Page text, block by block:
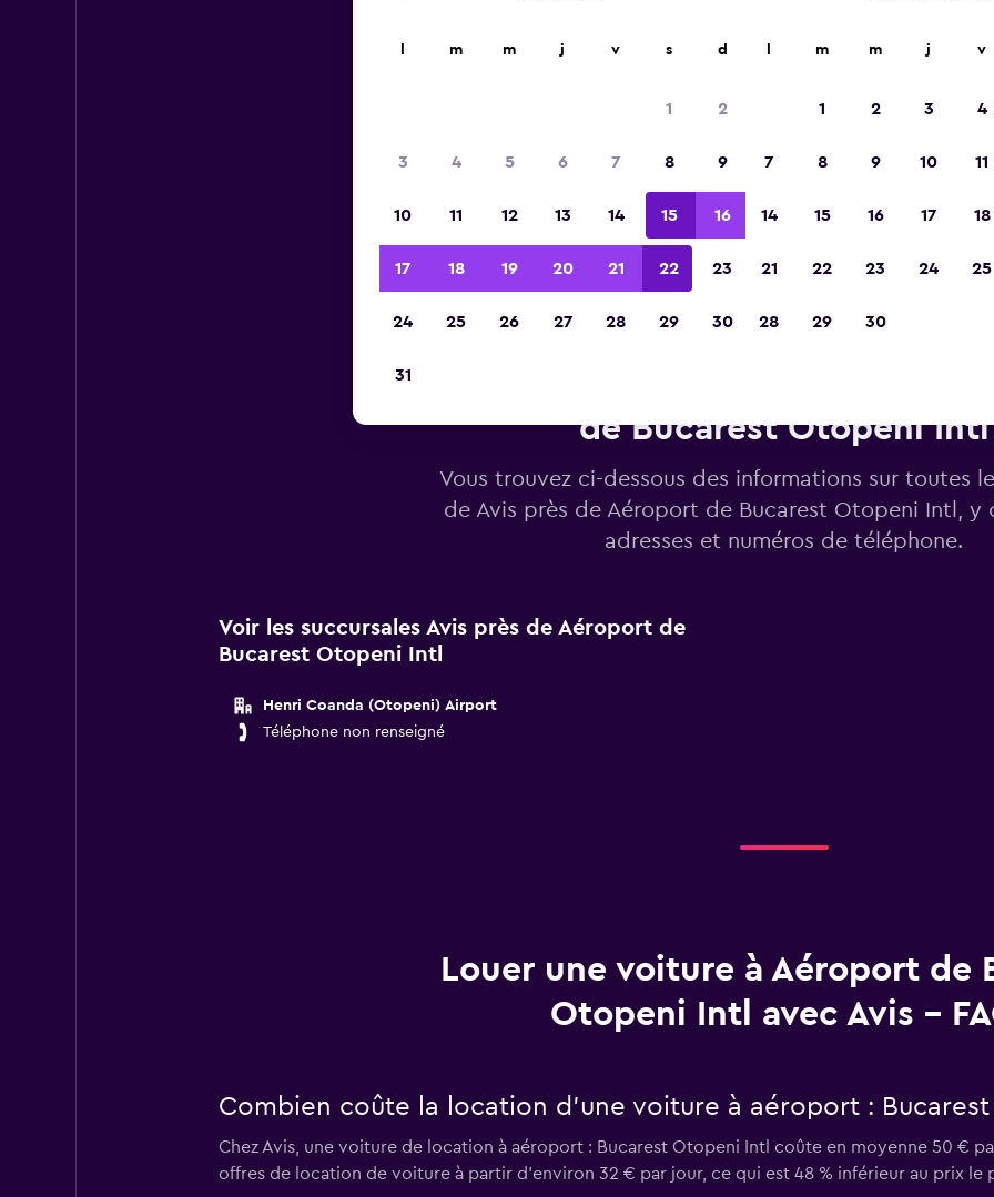
2023
de Bucarest Otopeni Intl
Vous trouvez ci-dessous des informations sur toutes
de Avis près de Aéroport de Bucarest Otopeni Intl, y
adresses et numéros de téléphone.
Voir les succursales Avis près de Aéroport de
Bucarest Otopeni Intl
Henri Coanda (Otopeni) Airport
Téléphone non renseigné
Louer une voiture à Aéroport de
Otopeni Intl avec Avis -
Combien coûte la location d’une voiture à aéroport :
Chez Avis, une voiture de location à aéroport : Bucarest Otopeni Intl coûte en moyenne 50 €
offres de location de voiture à partir d’environ 32 € par jour, ce qui est 48 % inférieur au prix le
m m j v s d
1 2
3 4 5 6 7 8 9
10 11 12 13 14 15 16
17 18 19 20 21 22 23
24 25 26 27 28 29 30
31
m m j v
1 2 3 4
7 8 9 10 11
14 15 16 17 18
21 22 23 24 25
28 29 30